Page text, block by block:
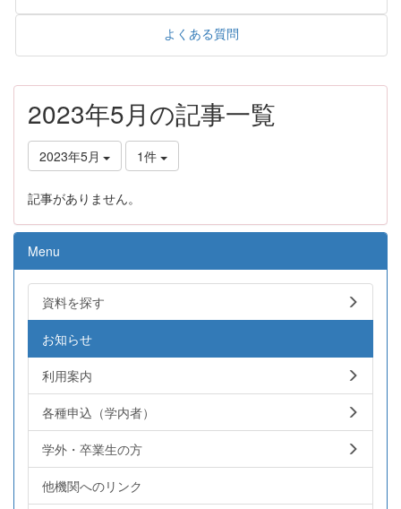
よくある質問
2023年5月の記事一覧
2023年5月 1件
記事がありません。
Menu
資料を探す
お知らせ
利用案内
各種申込（学内者）
学外・卒業生の方
他機関へのリンク